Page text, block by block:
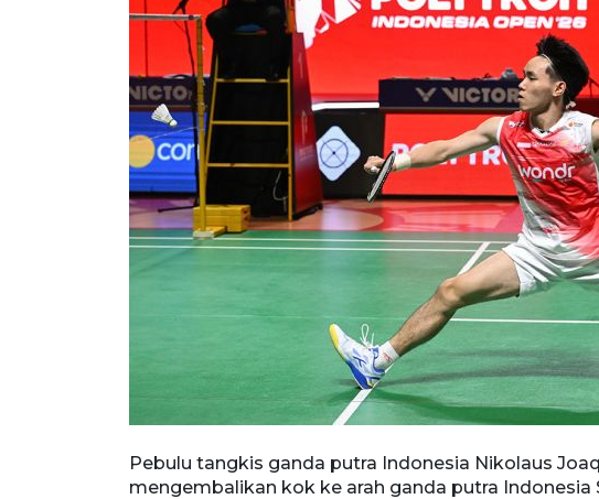
Pebulu tangkis ganda putra Indonesia Nikolaus
mengembalikan kok ke arah ganda putra Indonesia